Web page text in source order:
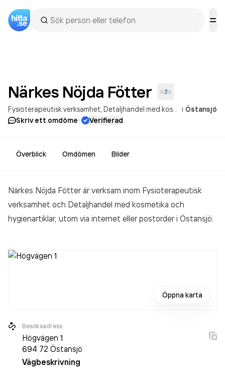
Närkes Nöjda Fötter
Fysioterapeutisk verksamhet Detaljhandel med kosmetika och hygienartiklar, utom via internet eller postorder i Östansjö
Skriv ett omdöme· Verifierad
Överblick Omdömen Bilder
Närkes Nöjda Fötter är verksam inom Fysioterapeutisk
verksamhet och Detaljhandel med kosmetika och
hygienartiklar, utom via internet eller postorderi Östansjö.
Öppna karta
Besöksadress
Högvägen 1
694 72 Östansjö
Vägbeskrivning